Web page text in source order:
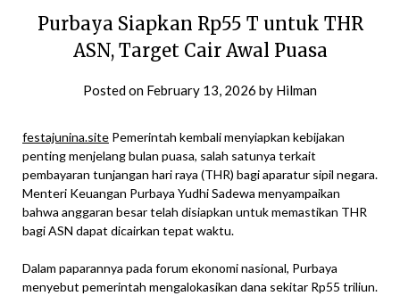
Purbaya Siapkan Rp55 T untuk THR
ASN, Target Cair Awal Puasa
Posted on February 13, 2026 by Hilman
festajunina.site Pemerintah kembali menyiapkan kebijakan
penting menjelang bulan puasa, salah satunya terkait
pembayaran tunjangan hari raya (THR) bagi aparatur sipil negara.
Menteri Keuangan Purbaya Yudhi Sadewa menyampaikan
bahwa anggaran besar telah disiapkan untuk memastikan THR
bagi ASN dapat dicairkan tepat waktu.
Dalam paparannya pada forum ekonomi nasional, Purbaya
menyebut pemerintah mengalokasikan dana sekitar Rp55 triliun.